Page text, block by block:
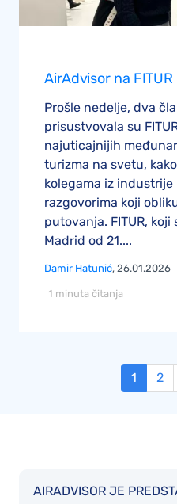
AirAdvisor na
Prošle nedelje, dva
prisustvovala su
najuticajnijih
turizma na svetu,
kolegama iz industrije
razgovorima koji
putovanja. FITUR, koji
Madrid od 21....
Damir Hatunić, 26.01.2026
1 minuta čitanja
1 2
AIRADVISOR JE